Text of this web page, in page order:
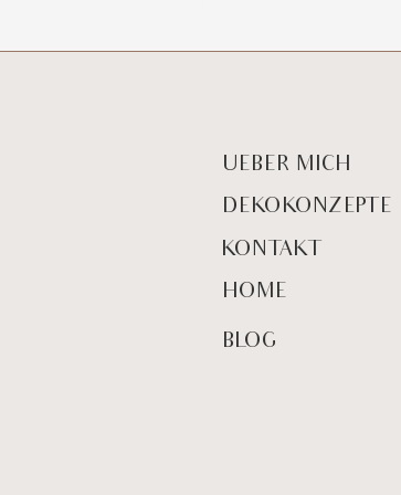
UEBER MICH
DEKOKONZEPTE
KONTAKT
HOME
BLOG